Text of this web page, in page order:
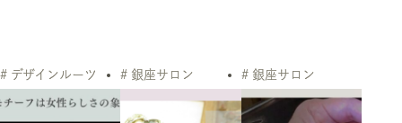
# デザインルーツ # 銀座サロン # 銀座サロン